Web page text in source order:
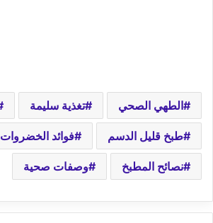
الطهي الصحي تغذية سليمة
طبخ قليل الدسم فوائد الخضروات
نصائح المطبخ وصفات صحية